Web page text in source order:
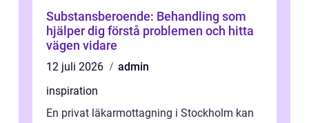
Substansberoende: Behandling som
hjälper dig förstå problemen och hitta
vägen vidare
12 juli 2026
admin
inspiration
En privat läkarmottagning i Stockholm kan